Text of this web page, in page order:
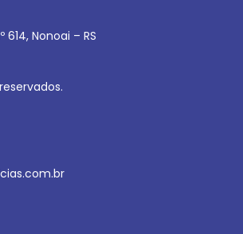
614, Nonoai – RS